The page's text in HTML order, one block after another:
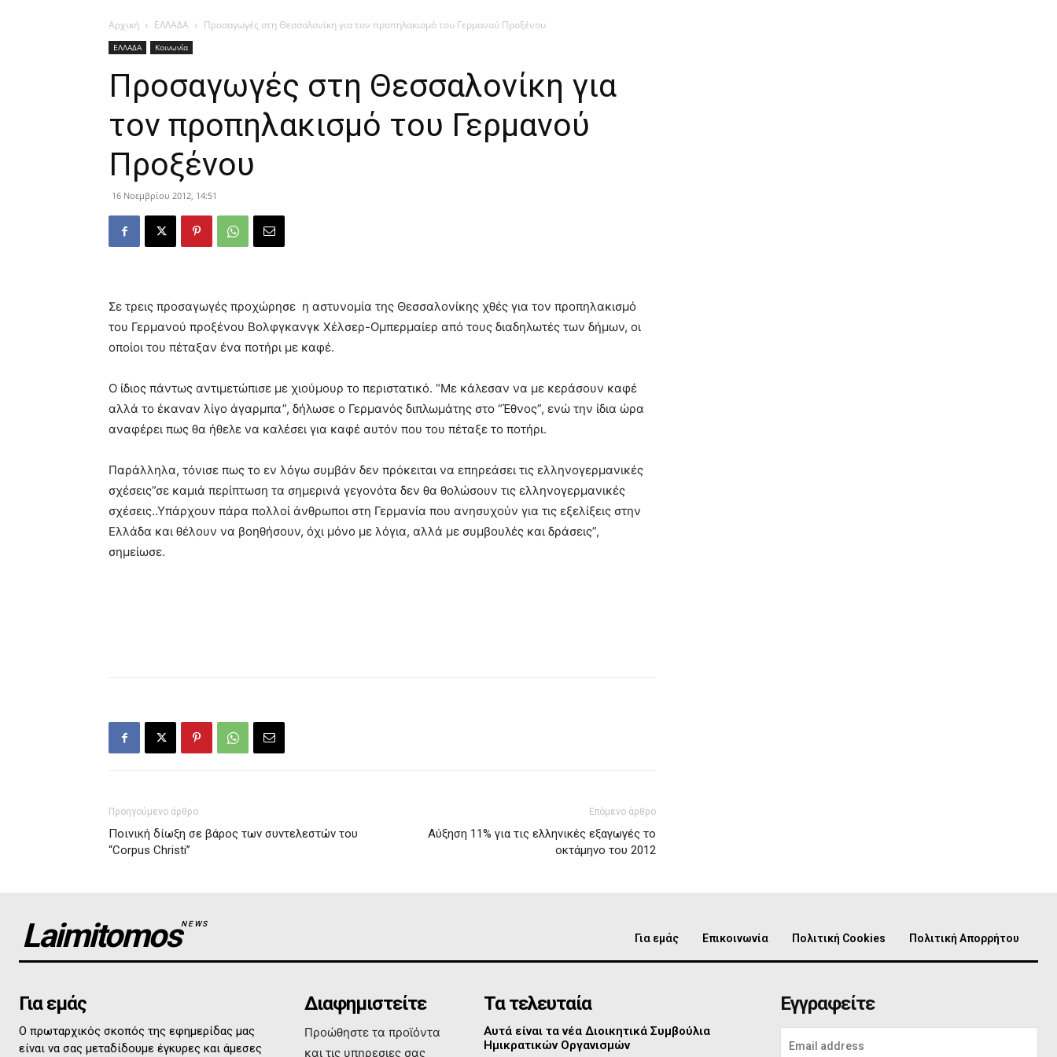
Αρχική ΕΛΛΑΔΑ Προσαγωγές στη Θεσσαλονίκη για τον προπηλακισμό του Γερμανού Προξένου
ΕΛΛΑΔΑ Κοινωνία
Προσαγωγές στη Θεσσαλονίκη για
τον προπηλακισμό του Γερμανού
Προξένου
16 Νοεμβρίου 2012, 14:51
Σε τρεις προσαγωγές προχώρησε η αστυνομία της Θεσσαλονίκης χθές για τον προπηλακισμό
του Γερμανού προξένου Βολφγκανγκ Χέλσερ-Ομπερμαίερ από τους διαδηλωτές των δήμων, οι
οποίοι του πέταξαν ένα ποτήρι με καφέ.
Ο ίδιος πάντως αντιμετώπισε με χιούμουρ το περιστατικό. “Με κάλεσαν να με κεράσουν καφέ
αλλά το έκαναν λίγο άγαρμπα”, δήλωσε ο Γερμανός διπλωμάτης στο “Έθνος”, ενώ την ίδια ώρα
αναφέρει πως θα ήθελε να καλέσει για καφέ αυτόν που του πέταξε το ποτήρι.
Παράλληλα, τόνισε πως το εν λόγω συμβάν δεν πρόκειται να επηρεάσει τις ελληνογερμανικές
σχέσεις”σε καμιά περίπτωση τα σημερινά γεγονότα δεν θα θολώσουν τις ελληνογερμανικές
σχέσεις..Υπάρχουν πάρα πολλοί άνθρωποι στη Γερμανία που ανησυχούν για τις εξελίξεις στην
Ελλάδα και θέλουν να βοηθήσουν, όχι μόνο με λόγια, αλλά με συμβουλές και δράσεις”,
σημείωσε.
Προηγούμενο άρθρο
Ποινική δίωξη σε βάρος των συντελεστών του
“Corpus Christi”
Επόμενο άρθρο
Αύξηση 11% για τις ελληνικές εξαγωγές το
οκτάμηνο του 2012
LaimitomosNEWS
Για εμάς Επικοινωνία Πολιτική Cookies Πολιτική Απορρήτου
Για εμάς
Ο πρωταρχικός σκοπός της εφημερίδας μας
είναι να σας μεταδίδουμε έγκυρες και άμεσες
Διαφημιστείτε
Προώθηστε τα προϊόντα
και τις υπηρεσιες σας
Τα τελευταία
Αυτά είναι τα νέα Διοικητικά Συμβούλια
Ημικρατικών Οργανισμών
Εγγραφείτε